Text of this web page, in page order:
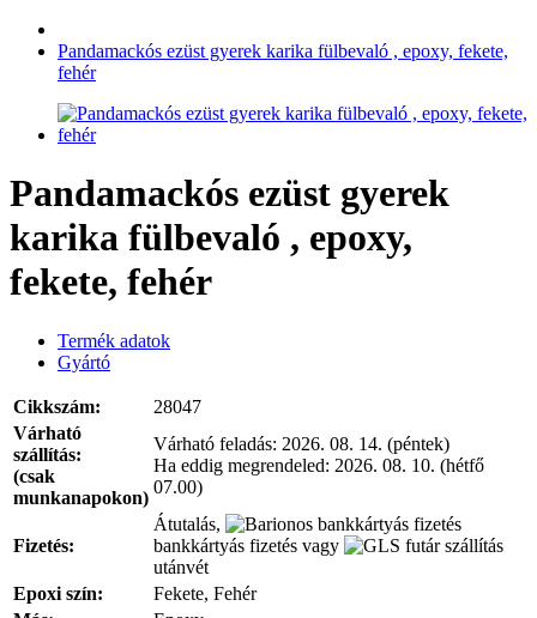
Pandamackós ezüst gyerek karika fülbevaló , epoxy, fekete,
fehér
Pandamackós ezüst gyerek
karika fülbevaló , epoxy,
fekete, fehér
Termék adatok
Gyártó
Cikkszám:
28047
Várható
szállítás:
(csak
munkanapokon)
Várható feladás: 2026. 08. 14. (péntek)
Ha eddig megrendeled: 2026. 08. 10. (hétfő
07.00)
Fizetés:
Átutalás,
bankkártyás fizetés vagy
utánvét
Epoxi szín:
Fekete, Fehér